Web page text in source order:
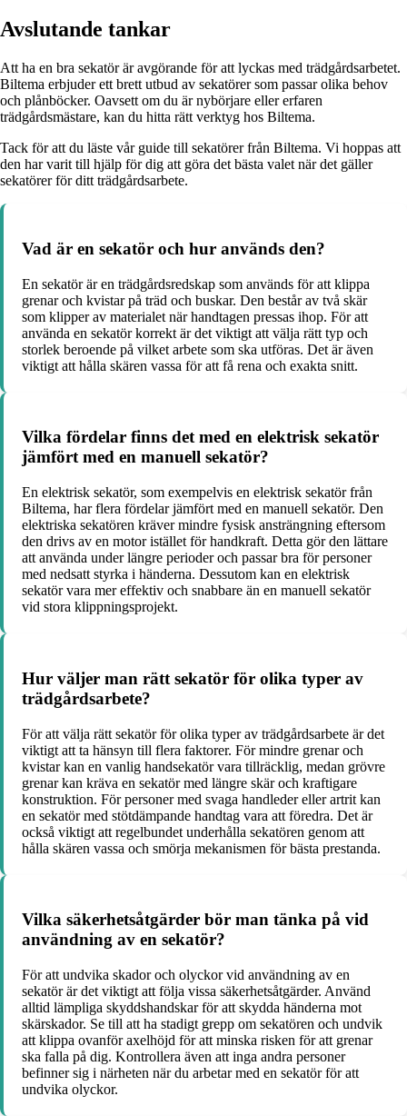
Avslutande tankar
Att ha en bra sekatör är avgörande för att lyckas med trädgårdsarbetet.
Biltema erbjuder ett brett utbud av sekatörer som passar olika behov
och plånböcker. Oavsett om du är nybörjare eller erfaren
trädgårdsmästare, kan du hitta rätt verktyg hos Biltema.
Tack för att du läste vår guide till sekatörer från Biltema. Vi hoppas att
den har varit till hjälp för dig att göra det bästa valet när det gäller
sekatörer för ditt trädgårdsarbete.
Vad är en sekatör och hur används den?
En sekatör är en trädgårdsredskap som används för att klippa
grenar och kvistar på träd och buskar. Den består av två skär
som klipper av materialet när handtagen pressas ihop. För att
använda en sekatör korrekt är det viktigt att välja rätt typ och
storlek beroende på vilket arbete som ska utföras. Det är även
viktigt att hålla skären vassa för att få rena och exakta snitt.
Vilka fördelar finns det med en elektrisk sekatör
jämfört med en manuell sekatör?
En elektrisk sekatör, som exempelvis en elektrisk sekatör från
Biltema, har flera fördelar jämfört med en manuell sekatör. Den
elektriska sekatören kräver mindre fysisk ansträngning eftersom
den drivs av en motor istället för handkraft. Detta gör den lättare
att använda under längre perioder och passar bra för personer
med nedsatt styrka i händerna. Dessutom kan en elektrisk
sekatör vara mer effektiv och snabbare än en manuell sekatör
vid stora klippningsprojekt.
Hur väljer man rätt sekatör för olika typer av
trädgårdsarbete?
För att välja rätt sekatör för olika typer av trädgårdsarbete är det
viktigt att ta hänsyn till flera faktorer. För mindre grenar och
kvistar kan en vanlig handsekatör vara tillräcklig, medan grövre
grenar kan kräva en sekatör med längre skär och kraftigare
konstruktion. För personer med svaga handleder eller artrit kan
en sekatör med stötdämpande handtag vara att föredra. Det är
också viktigt att regelbundet underhålla sekatören genom att
hålla skären vassa och smörja mekanismen för bästa prestanda.
Vilka säkerhetsåtgärder bör man tänka på vid
användning av en sekatör?
För att undvika skador och olyckor vid användning av en
sekatör är det viktigt att följa vissa säkerhetsåtgärder. Använd
alltid lämpliga skyddshandskar för att skydda händerna mot
skärskador. Se till att ha stadigt grepp om sekatören och undvik
att klippa ovanför axelhöjd för att minska risken för att grenar
ska falla på dig. Kontrollera även att inga andra personer
befinner sig i närheten när du arbetar med en sekatör för att
undvika olyckor.